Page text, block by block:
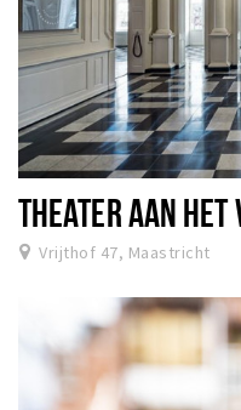
THEATER AAN HET
Vrijthof 47, Maastricht